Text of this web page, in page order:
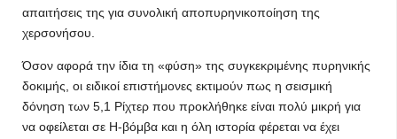
απαιτήσεις της για συνολική αποπυρηνικοποίηση της
χερσονήσου.
Όσον αφορά την ίδια τη «φύση» της συγκεκριμένης πυρηνικής
δοκιμής, οι ειδικοί επιστήμονες εκτιμούν πως η σεισμική
δόνηση των 5,1 Ρίχτερ που προκλήθηκε είναι πολύ μικρή για
να οφείλεται σε Η-βόμβα και η όλη ιστορία φέρεται να έχει